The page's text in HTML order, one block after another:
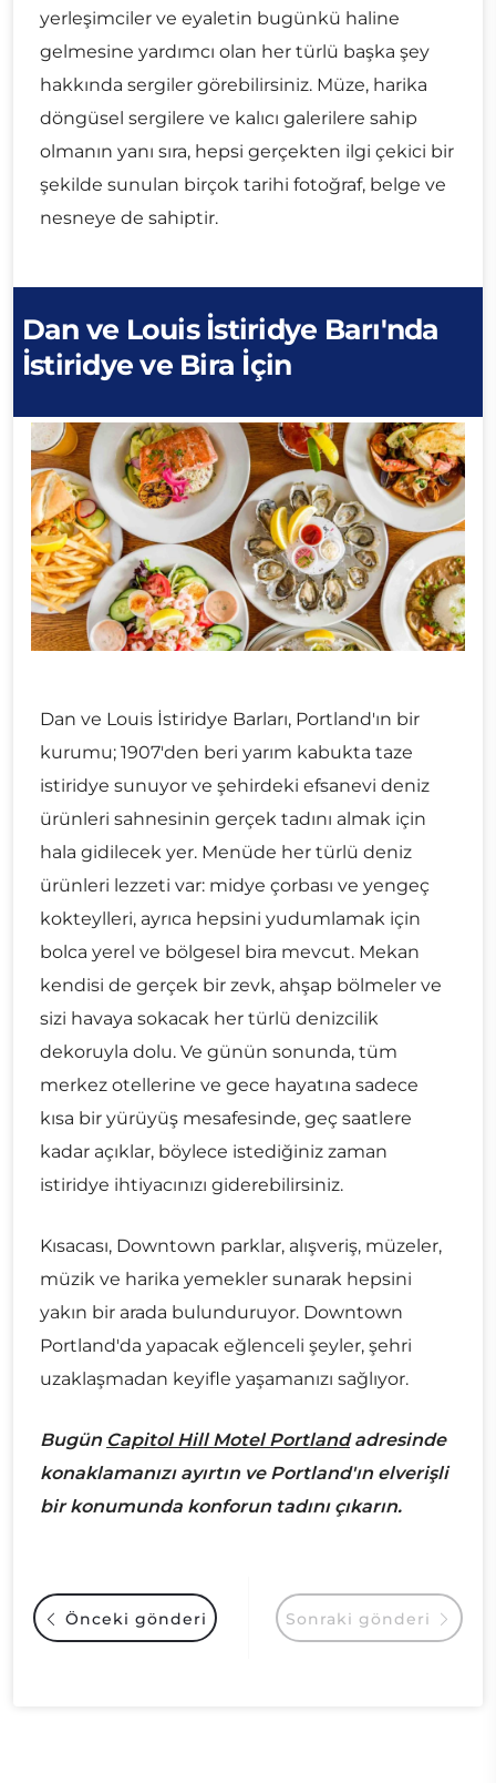
yerleşimciler ve eyaletin bugünkü haline
gelmesine yardımcı olan her türlü başka şey
hakkında sergiler görebilirsiniz. Müze, harika
döngüsel sergilere ve kalıcı galerilere sahip
olmanın yanı sıra, hepsi gerçekten ilgi çekici bir
şekilde sunulan birçok tarihi fotoğraf, belge ve
nesneye de sahiptir.
Dan ve Louis İstiridye Barı'nda
İstiridye ve Bira İçin
Dan ve Louis İstiridye Barları, Portland'ın bir
kurumu; 1907'den beri yarım kabukta taze
istiridye sunuyor ve şehirdeki efsanevi deniz
ürünleri sahnesinin gerçek tadını almak için
hala gidilecek yer. Menüde her türlü deniz
ürünleri lezzeti var: midye çorbası ve yengeç
kokteylleri, ayrıca hepsini yudumlamak için
bolca yerel ve bölgesel bira mevcut. Mekan
kendisi de gerçek bir zevk, ahşap bölmeler ve
sizi havaya sokacak her türlü denizcilik
dekoruyla dolu. Ve günün sonunda, tüm
merkez otellerine ve gece hayatına sadece
kısa bir yürüyüş mesafesinde, geç saatlere
kadar açıklar, böylece istediğiniz zaman
istiridye ihtiyacınızı giderebilirsiniz.
Kısacası, Downtown parklar, alışveriş, müzeler,
müzik ve harika yemekler sunarak hepsini
yakın bir arada bulunduruyor. Downtown
Portland'da yapacak eğlenceli şeyler, şehri
uzaklaşmadan keyifle yaşamanızı sağlıyor.
Bugün Capitol Hill Motel Portlandadresinde
konaklamanızı ayırtın ve Portland'ın elverişli
bir konumunda konforun tadını çıkarın.
Sonraki gönderi
Önceki gönderi